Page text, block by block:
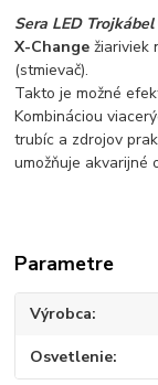
Sera LED Trojkábel
X-Change žiariviek
(stmievač).
Takto je možné
Kombináciou
trubíc a zdrojov
umožňuje akvarijné
Parametre
Výrobca
Osvetlenie